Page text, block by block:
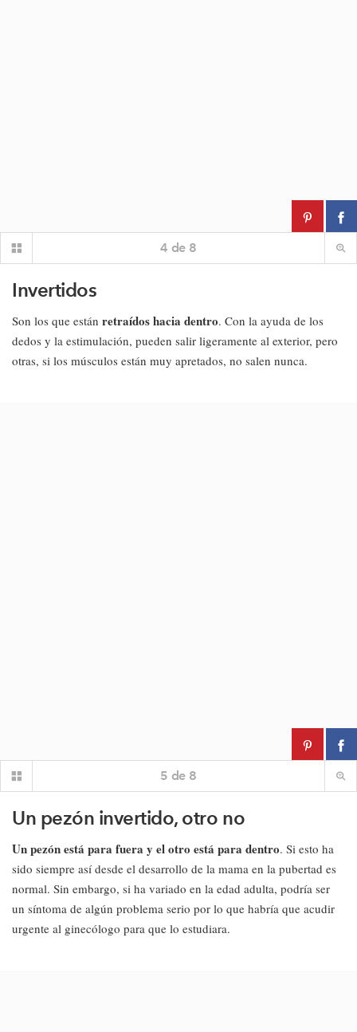
4 de 8
Invertidos
Son los que están retraídos hacia dentro. Con la ayuda de los
dedos y la estimulación, pueden salir ligeramente al exterior, pero
otras, si los músculos están muy apretados, no salen nunca.
5 de 8
Un pezón invertido, otro no
Un pezón está para fuera y el otro está para dentro. Si esto ha
sido siempre así desde el desarrollo de la mama en la pubertad es
normal. Sin embargo, si ha variado en la edad adulta, podría ser
un síntoma de algún problema serio por lo que habría que acudir
urgente al ginecólogo para que lo estudiara.